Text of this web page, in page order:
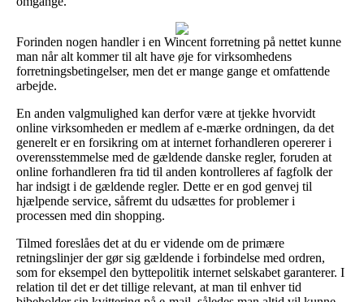
Forinden nogen handler i en Wincent forretning på nettet kunne
man når alt kommer til alt have øje for virksomhedens
forretningsbetingelser, men det er mange gange et omfattende
arbejde.
En anden valgmulighed kan derfor være at tjekke hvorvidt
online virksomheden er medlem af e-mærke ordningen, da det
generelt er en forsikring om at internet forhandleren opererer i
overensstemmelse med de gældende danske regler, foruden at
online forhandleren fra tid til anden kontrolleres af fagfolk der
har indsigt i de gældende regler. Dette er en god genvej til
hjælpende service, såfremt du udsættes for problemer i
processen med din shopping.
Tilmed foreslåes det at du er vidende om de primære
retningslinjer der gør sig gældende i forbindelse med ordren,
som for eksempel den byttepolitik internet selskabet garanterer. I
relation til det er det tillige relevant, at man til enhver tid